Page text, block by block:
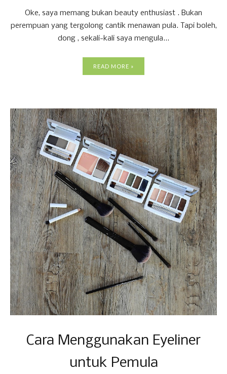
Oke, saya memang bukan beauty enthusiast . Bukan
perempuan yang tergolong cantik menawan pula. Tapi boleh,
dong , sekali-kali saya mengula...
READ MORE »
Cara Menggunakan Eyeliner
untuk Pemula